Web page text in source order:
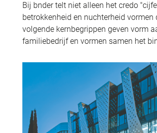
Bij bnder telt niet alleen het credo
betrokkenheid en nuchterheid
volgende kernbegrippen geven vorm
familiebedrijf en vormen samen het